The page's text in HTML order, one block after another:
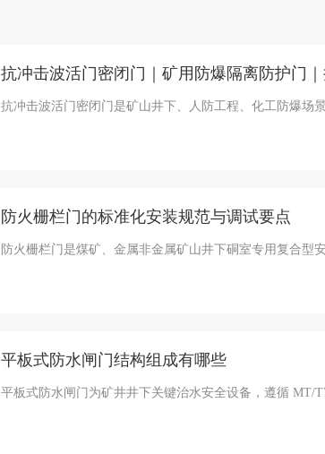
抗冲击波活门密闭门｜矿用防爆隔离防护门
抗冲击波活门密闭门是矿山井下、人防工程、化工防爆场
防火栅栏门的标准化安装规范与调试要点
防火栅栏门是煤矿、金属非金属矿山井下硐室专用复合型
平板式防水闸门结构组成有哪些
平板式防水闸门为矿井井下关键治水安全设备，遵循 MT/